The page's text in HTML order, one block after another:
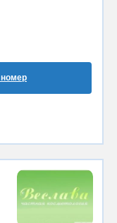
номер